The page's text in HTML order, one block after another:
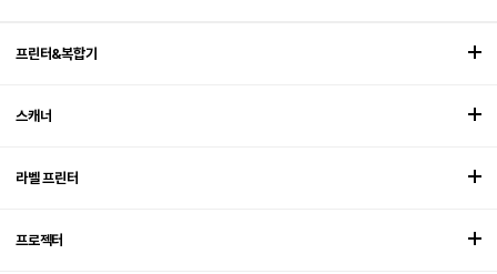
프린터&복합기
스캐너
라벨 프린터
프로젝터